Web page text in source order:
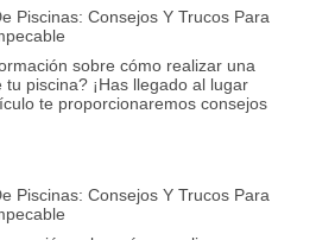
Piscinas: Consejos Y Trucos Para
sobre cómo realizar una
piscina? ¡Has llegado al lugar
te proporcionaremos consejos
Piscinas: Consejos Y Trucos Para